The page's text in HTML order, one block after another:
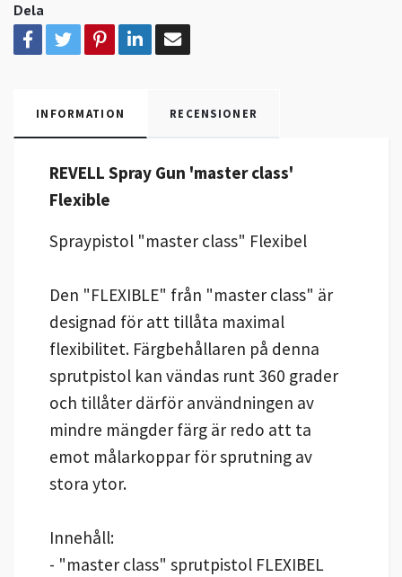
Dela
INFORMATION RECENSIONER
REVELL Spray Gun 'master class'
Flexible
Spraypistol "master class" Flexibel
Den "FLEXIBLE" från "master class" är
designad för att tillåta maximal
flexibilitet. Färgbehållaren på denna
sprutpistol kan vändas runt 360 grader
och tillåter därför användningen av
mindre mängder färg är redo att ta
emot målarkoppar för sprutning av
stora ytor.
Innehåll:
- "master class" sprutpistol FLEXIBEL